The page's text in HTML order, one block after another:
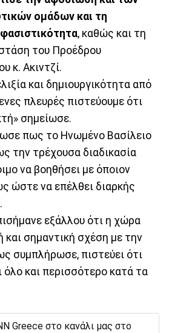
ομάδων και τη
, καθώς και τη
του Προέδρου
κ. Ακιντζί.
και δημιουργικότητα από
πλευρές πιστεύουμε ότι
σημείωσε.
πως το Ηνωμένο Βασίλειο
την τρέχουσα διαδικασία
να βοηθήσει με όποιον
ώστε να επέλθει διαρκής
εξάλλου ότι η χώρα
και σημαντική σχέση με την
συμπλήρωσε, πιστεύει ότι
όλο και περισσότερο κατά τα
Greece στο κανάλι μας στο